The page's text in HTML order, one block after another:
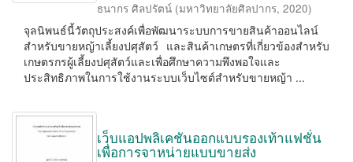
ธนากร ศิลปรัตน์ (มหาวิทยาลัยศิลปากร, 2020)
จุลนิพนธ์นี้วัตถุประสงค์เพื่อพัฒนาระบบการขายสินค้าออนไลน์
สําหรับขายหญ้าเลี้ยงปศุสัตว์ และสินค้าเกษตรที่เกี่ยวข้องสําหรับ
เกษตรกรผู้เลี้ยงปศุสัตว์และเพื่อศึกษาความพึงพอใจและ
ประสิทธิภาพในการใช้งานระบบเว็บไซต์สําหรับขายหญ้า ...
เว็บแอปพลิเคชันออกแบบรองเท้าแฟชั่น
เพื่อการจาหน่ายแบบขายส่ง